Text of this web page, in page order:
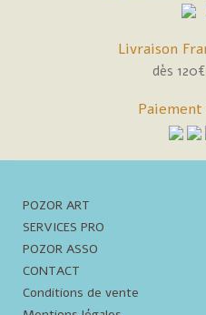
Livraison
dès
POZOR ART
SERVICES PRO
POZOR ASSO
CONTACT
Conditions de vente